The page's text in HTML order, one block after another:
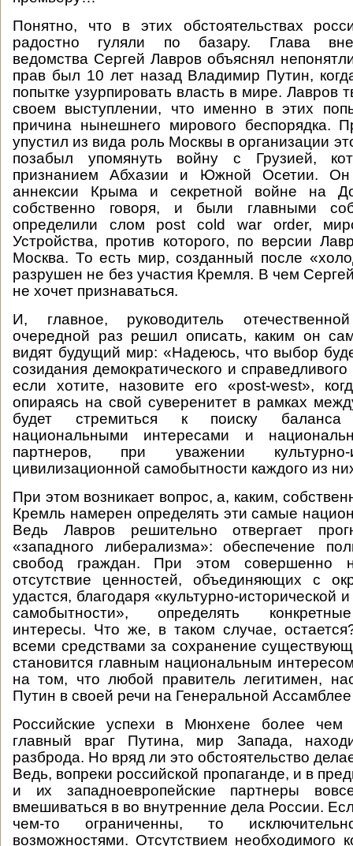
Понятно, что в этих обстоятельствах
радостно гуляли по базару. Глава
ведомства Сергей Лавров объяснял
прав был 10 лет назад Владимир Путин,
попытке узурпировать власть в мире. Лавров
своем выступлении, что именно в этих
причина нынешнего мирового беспорядка.
упустил из вида роль Москвы в организации
позабыл упомянуть войну с Грузией,
признанием Абхазии и Южной Осетии.
аннексии Крыма и секретной войне на
собственно говоря, и были главными
определили слом post cold war order,
Устройства, против которого, по версии
Москва. То есть мир, созданный после
разрушен не без участия Кремля. В чем
не хочет признаваться.
И, главное, руководитель
очередной раз решил описать, каким он
видят будущий мир: «Надеюсь, что выбор
созидания демократического и
если хотите, назовите его «post-west»,
опираясь на свой суверенитет в рамках
будет стремиться к поиску
национальными интересами и
партнеров, при уважении культурно-
цивилизационной самобытности каждого из
При этом возникает вопрос, а, каким,
Кремль намерен определять эти самые
Ведь Лавров решительно отвергает
«западного либерализма»: обеспечение
свобод граждан. При этом совершенно
отсутствие ценностей, объединяющих с
удастся, благодаря «культурно-исторической
самобытности», определять
интересы. Что же, в таком случае,
всеми средствами за сохранение
становится главным национальным
на том, что любой правитель легитимен,
Путин в своей речи на Генеральной
Российские успехи в Мюнхене более чем
главный враг Путина, мир Запада,
разброда. Но вряд ли это обстоятельство
Ведь, вопреки российской пропаганде, и в
и их западноевропейские партнеры
вмешиваться в во внутренние дела России.
чем-то ограниченны, то
возможностями. Отсутствием необходимого